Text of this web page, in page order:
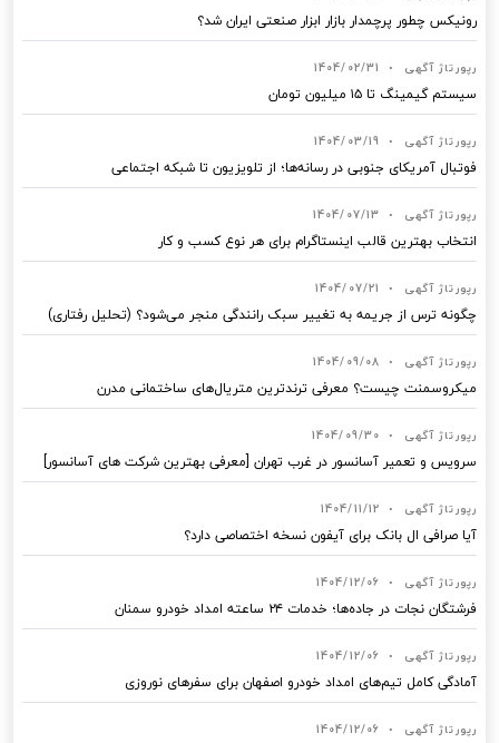
رونیکس چطور پرچمدار بازار ابزار صنعتی ایران شد؟
رپورتاژ آگهی •
1404/02/31
سیستم گیمینگ تا ۱۵ میلیون تومان
رپورتاژ آگهی •
1404/03/19
فوتبال آمریکای جنوبی در رسانه‌ها؛ از تلویزیون تا شبکه اجتماعی
رپورتاژ آگهی •
1404/07/13
انتخاب بهترین قالب‌ اینستاگرام برای هر نوع کسب‌ و کار
رپورتاژ آگهی •
1404/07/21
چگونه ترس از جریمه به تغییر سبک رانندگی منجر می‌شود؟ (تحلیل رفتاری)
رپورتاژ آگهی •
1404/09/08
میکروسمنت چیست؟ معرفی ترندترین متریال‌های ساختمانی مدرن
رپورتاژ آگهی •
1404/09/30
سرویس و تعمیر آسانسور در غرب تهران [معرفی بهترین شرکت های آسانسور]
رپورتاژ آگهی •
1404/11/12
آیا صرافی ال بانک برای آیفون نسخه اختصاصی دارد؟
رپورتاژ آگهی •
1404/12/06
فرشتگان نجات در جاده‌ها؛ خدمات ۲۴ ساعته امداد خودرو سمنان
رپورتاژ آگهی •
1404/12/06
آمادگی کامل تیم‌های امداد خودرو اصفهان برای سفرهای نوروزی
رپورتاژ آگهی •
1404/12/06